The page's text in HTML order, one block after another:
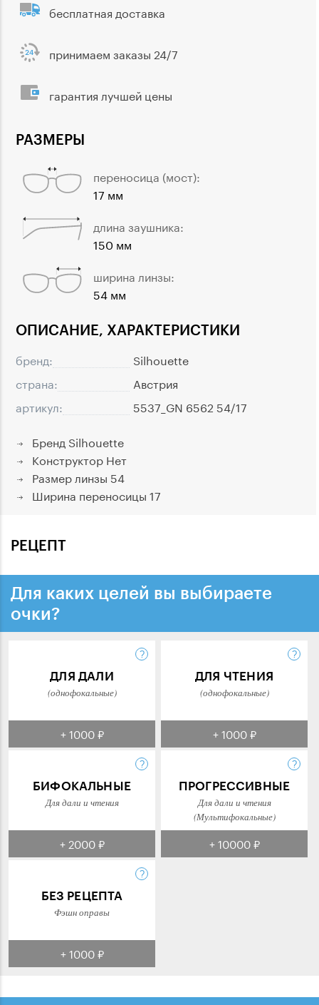
ОПИСАНИЕ, ХАРАКТЕРИСТИКИ
бренд:
Silhouette
страна:
Австрия
артикул:
5537_GN 6562 54/17
Бренд Silhouette
Конструктор Нет
Размер линзы 54
Ширина переносицы 17
РАЗМЕРЫ
переносица (мост):
17 мм
длина заушника:
150 мм
ширина линзы:
54 мм
бесплатная доставка
принимаем заказы 24/7
гарантия лучшей цены
РЕЦЕПТ
Для каких целей вы выбираете
очки?
ДЛЯ ДАЛИ
(однофокальные)
+ 1000 ₽
ДЛЯ ЧТЕНИЯ
(однофокальные)
+ 1000 ₽
БИФОКАЛЬНЫЕ
Для дали и чтения
+ 2000 ₽
ПРОГРЕССИВНЫЕ
Для дали и чтения
(Мультифокальные)
+ 10000 ₽
БЕЗ РЕЦЕПТА
Фэшн оправы
+ 1000 ₽